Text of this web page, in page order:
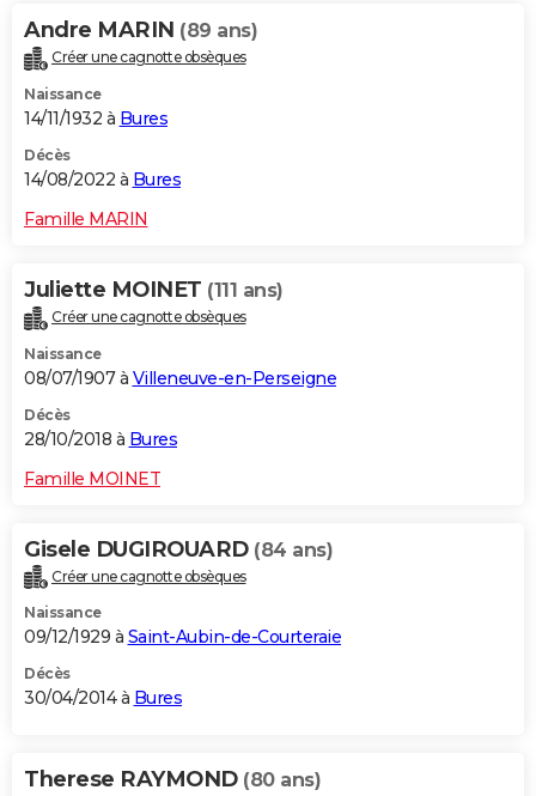
Bricolage
Lifestyle
Culture
Television
Voyage
Andre MARIN (89 ans)
Créer une cagnotte obsèques
Naissance
14/11/1932 à Bures
Décès
14/08/2022 à Bures
Famille MARIN
Juliette MOINET (111 ans)
Créer une cagnotte obsèques
Naissance
08/07/1907 à Villeneuve-en-Perseigne
Décès
28/10/2018 à Bures
Famille MOINET
Gisele DUGIROUARD (84 ans)
Créer une cagnotte obsèques
Naissance
09/12/1929 à Saint-Aubin-de-Courteraie
Décès
30/04/2014 à Bures
Therese RAYMOND (80 ans)